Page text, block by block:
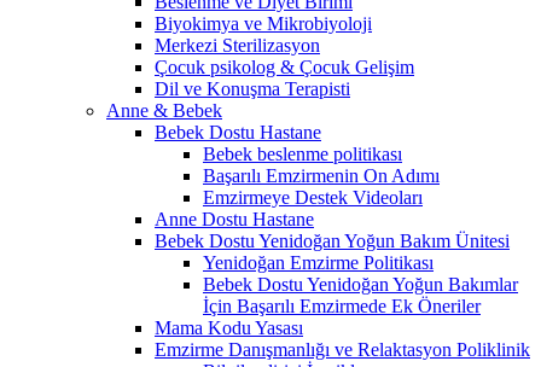
Biyokimya ve Mikrobiyoloji
Merkezi Sterilizasyon
Çocuk psikolog & Çocuk Gelişim
Dil ve Konuşma Terapisti
Anne & Bebek
Bebek Dostu Hastane
Bebek beslenme politikası
Başarılı Emzirmenin On Adımı
Emzirmeye Destek Videoları
Anne Dostu Hastane
Bebek Dostu Yenidoğan Yoğun Bakım Ünitesi
Yenidoğan Emzirme Politikası
Bebek Dostu Yenidoğan Yoğun Bakımlar
İçin Başarılı Emzirmede Ek Öneriler
Mama Kodu Yasası
Emzirme Danışmanlığı ve Relaktasyon Poliklinik